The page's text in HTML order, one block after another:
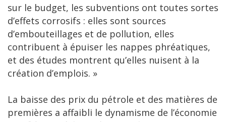
sur le budget, les subventions ont toutes sortes
d’effets corrosifs : elles sont sources
d’embouteillages et de pollution, elles
contribuent à épuiser les nappes phréatiques,
et des études montrent qu’elles nuisent à la
création d’emplois. »
La baisse des prix du pétrole et des matières de
premières a affaibli le dynamisme de l’économie